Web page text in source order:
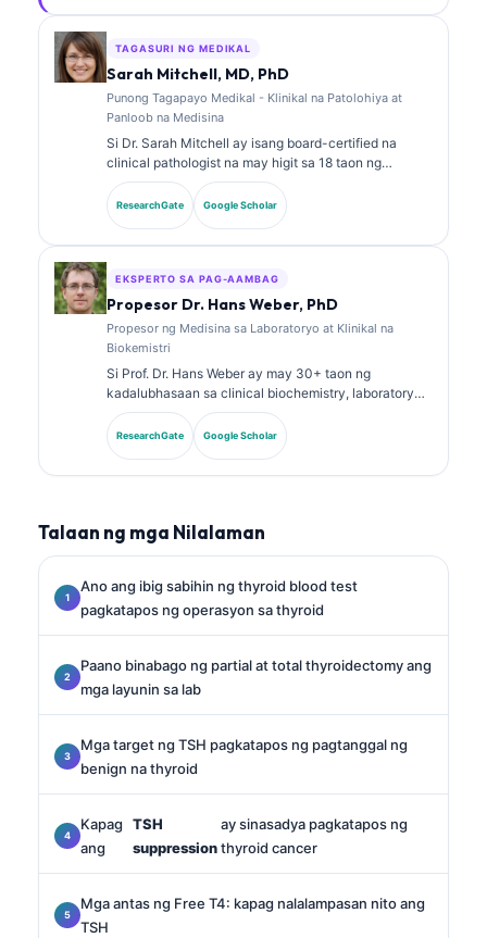
malawakan nang naglathala sa interpretasyon ng
biomarker at mga diagnostic sa laboratoryo hinggil sa
TAGASURI NG MEDIKAL
Sarah Mitchell, MD, PhD
Punong Tagapayo Medikal - Klinikal na Patolohiya at
Panloob na Medisina
Si Dr. Sarah Mitchell ay isang board-certified na
clinical pathologist na may higit sa 18 taon ng
karanasan sa laboratory medicine at diagnostic
analysis. May hawak siyang mga specialty
certification sa clinical chemistry at malawakan nang
ResearchGate Google Scholar
EKSPERTO SA PAG-AAMBAG
Propesor Dr. Hans Weber, PhD
Propesor ng Medisina sa Laboratoryo at Klinikal na
Biokemistri
Si Prof. Dr. Hans Weber ay may 30+ taon ng
kadalubhasaan sa clinical biochemistry, laboratory
medicine, at biomarker research. Dati siyang Pangulo
ng German Society for Clinical Chemistry, at
dalubhasa siya sa diagnostic panel analysis,
ResearchGate Google Scholar
Talaan ng mga Nilalaman
Ano ang ibig sabihin ng thyroid blood test
pagkatapos ng operasyon sa thyroid
Paano binabago ng partial at total thyroidectomy ang
mga layunin sa lab
Mga target ng TSH pagkatapos ng pagtanggal ng
benign na thyroid
Kapag
ang
TSH
suppression
ay sinasadya pagkatapos ng
thyroid cancer
Mga antas ng Free T4: kapag nalalampasan nito ang
TSH